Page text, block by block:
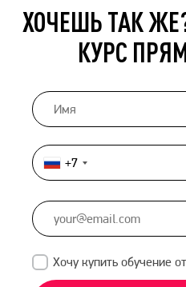
ХОЧЕШЬ ТАК
КУРС
Россия
+7
+7
Хочу купить обучение